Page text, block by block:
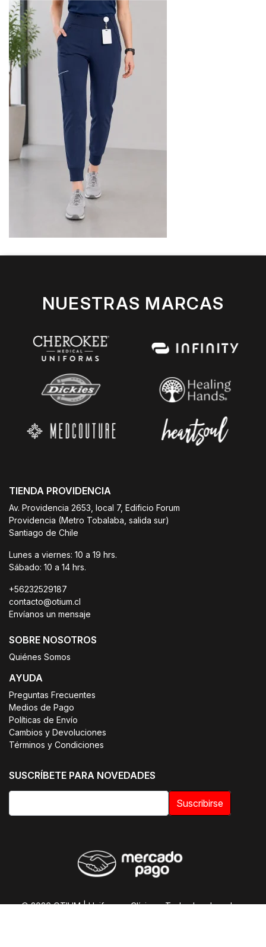
NUESTRAS MARCAS
TIENDA PROVIDENCIA
Av. Providencia 2653, local 7, Edificio Forum
Providencia (Metro Tobalaba, salida sur)
Santiago de Chile
Lunes a viernes: 10 a 19 hrs.
Sábado: 10 a 14 hrs.
+56232529187
contacto@otium.cl
Envíanos un mensaje
SOBRE NOSOTROS
Quiénes Somos
AYUDA
Preguntas Frecuentes
Medios de Pago
Políticas de Envío
Cambios y Devoluciones
Términos y Condiciones
SUSCRÍBETE PARA NOVEDADES
Suscribirse
© 2026 OTIUM | Uniformes Clínicos. Todos los derechos